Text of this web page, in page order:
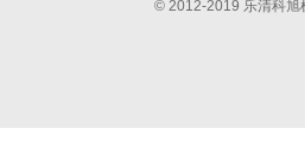
© 2012-2019 乐清科旭